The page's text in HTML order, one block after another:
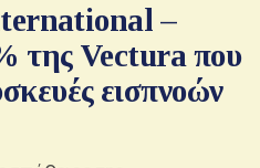
–
της Vectura που
εισπνοών